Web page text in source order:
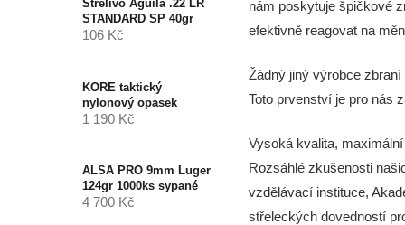
Střelivo Aguila .22 LR
STANDARD SP 40gr
106 Kč
KORE taktický
nylonový opasek
1 190 Kč
ALSA PRO 9mm Luger
124gr 1000ks sypané
4 700 Kč
nám poskytuje špičkové
efektivně reagovat na
Žádný jiný výrobce
Toto prvenství je pro nás
Vysoká kvalita,
Rozsáhlé zkušenosti
vzdělávací instituce,
střeleckých dovedností